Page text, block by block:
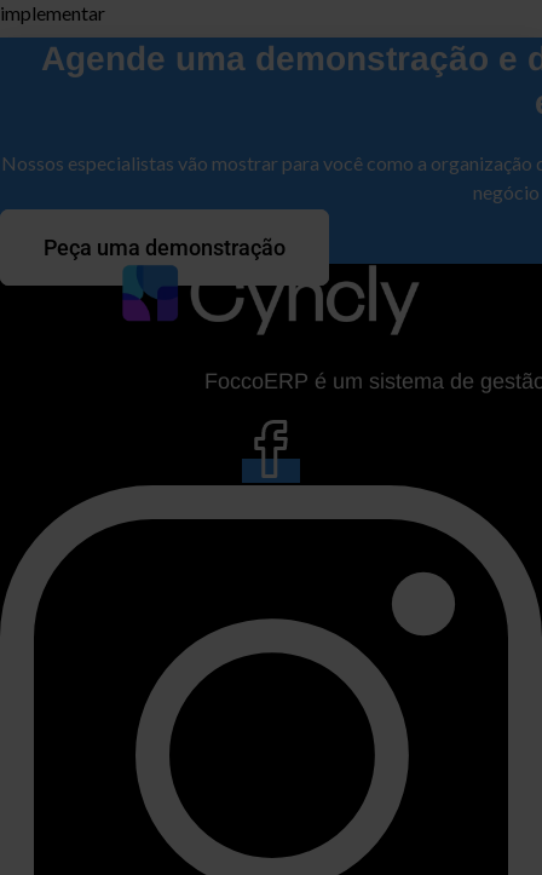
implementar
Agende uma demonstração e
Nossos especialistas vão mostrar para você como a
Peça uma demonstração
FoccoERP é um sistema de